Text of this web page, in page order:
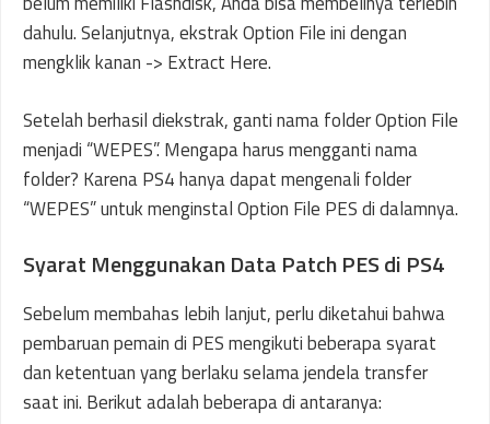
dahulu. Selanjutnya, ekstrak Option File ini dengan
mengklik kanan -> Extract Here.
Setelah berhasil diekstrak, ganti nama folder Option File
menjadi “WEPES”. Mengapa harus mengganti nama
folder? Karena PS4 hanya dapat mengenali folder
“WEPES” untuk menginstal Option File PES di dalamnya.
Syarat Menggunakan Data Patch PES di PS4
Sebelum membahas lebih lanjut, perlu diketahui bahwa
pembaruan pemain di PES mengikuti beberapa syarat
dan ketentuan yang berlaku selama jendela transfer
saat ini. Berikut adalah beberapa di antaranya: